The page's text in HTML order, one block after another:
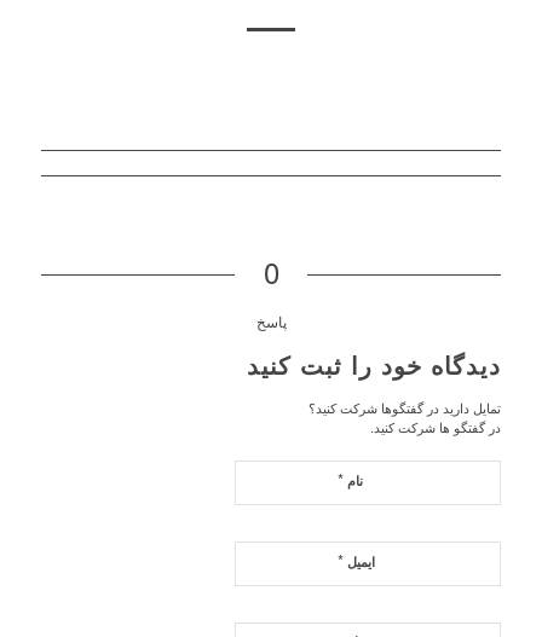
0
پاسخ
دیدگاه خود را ثبت کنید
تمایل دارید در گفتگوها شرکت کنید؟
در گفتگو ها شرکت کنید.
نام*
ایمیل*